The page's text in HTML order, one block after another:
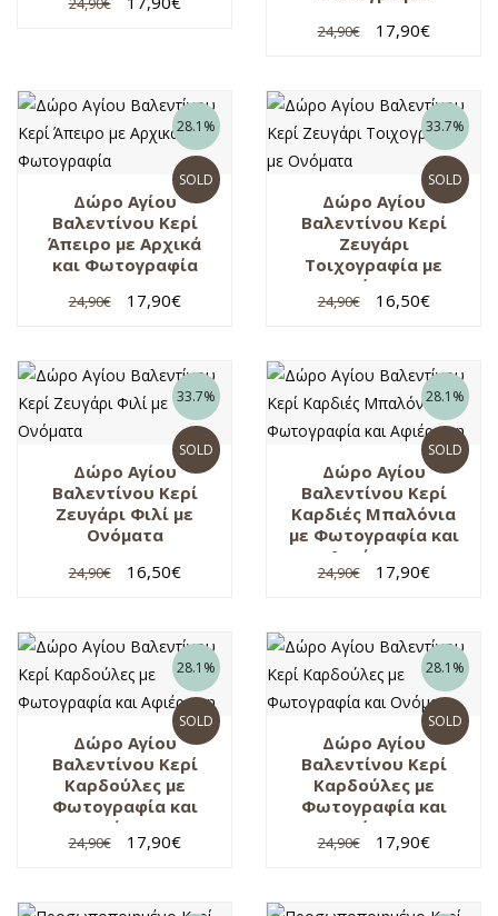
24,90€ 17,90€
28.1%
SOLD
Δώρο Αγίου
Βαλεντίνου Κερί
Άπειρο με Αρχικά
και Φωτογραφία
24,90€ 17,90€
33.7%
SOLD
Δώρο Αγίου
Βαλεντίνου Κερί
Ζευγάρι
Τοιχογραφία με
Ονόματα
24,90€ 16,50€
33.7%
SOLD
Δώρο Αγίου
Βαλεντίνου Κερί
Ζευγάρι Φιλί με
Ονόματα
24,90€ 16,50€
28.1%
SOLD
Δώρο Αγίου
Βαλεντίνου Κερί
Καρδιές Μπαλόνια
με Φωτογραφία και
Αφιέρωση
24,90€ 17,90€
28.1%
SOLD
Δώρο Αγίου
Βαλεντίνου Κερί
Καρδούλες με
Φωτογραφία και
Αφιέρωση
24,90€ 17,90€
28.1%
SOLD
Δώρο Αγίου
Βαλεντίνου Κερί
Καρδούλες με
Φωτογραφία και
Ονόματα
24,90€ 17,90€